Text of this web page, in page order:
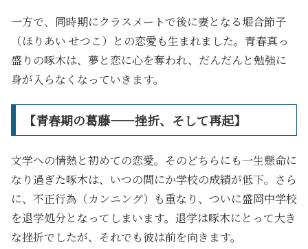
一方で、同時期にクラスメートで後に妻となる堀合節子
（ほりあい せつこ）との恋愛も生まれました。青春真っ
盛りの啄木は、夢と恋に心を奪われ、だんだんと勉強に
身が入らなくなっていきます。
【青春期の葛藤――挫折、そして再起】
文学への情熱と初めての恋愛。そのどちらにも一生懸命に
なり過ぎた啄木は、いつの間にか学校の成績が低下。さら
に、不正行為（カンニング）も重なり、ついに盛岡中学校
を退学処分となってしまいます。退学は啄木にとって大き
な挫折でしたが、それでも彼は前を向きます。